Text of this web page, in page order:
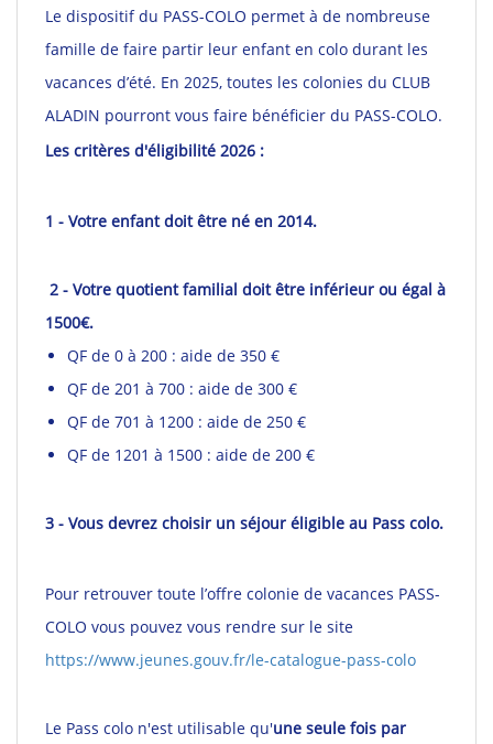
Le dispositif du PASS-COLO permet à de nombreuse
famille de faire partir leur enfant en colo durant les
vacances d’été. En 2025, toutes les colonies du CLUB
ALADIN pourront vous faire bénéficier du PASS-COLO.
Les critères d'éligibilité 2026 :
1 - Votre enfant doit être né en 2014.
2 - Votre quotient familial doit être inférieur ou égal à
1500€.
QF de 0 à 200 : aide de 350 €
QF de 201 à 700 : aide de 300 €
QF de 701 à 1200 : aide de 250 €
QF de 1201 à 1500 : aide de 200 €
3 - Vous devrez choisir un séjour éligible au Pass colo.
Pour retrouver toute l’offre colonie de vacances PASS-
COLO vous pouvez vous rendre sur le site
https://www.jeunes.gouv.fr/le-catalogue-pass-colo
Le Pass colo n'est utilisable qu'une seule fois par